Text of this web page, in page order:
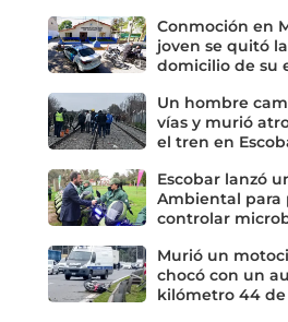
Conmoción en
joven se quitó
domicilio de su
Un hombre
vías y murió
el tren en
Escobar lanzó
Ambiental para
controlar
Murió un
chocó con un
kilómetro 44